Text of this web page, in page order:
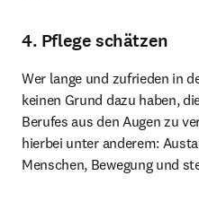
4. Pflege schätzen
Wer lange und zufrieden in
keinen Grund dazu haben,
Berufes aus den Augen zu
hierbei unter anderem:
Menschen, Bewegung und